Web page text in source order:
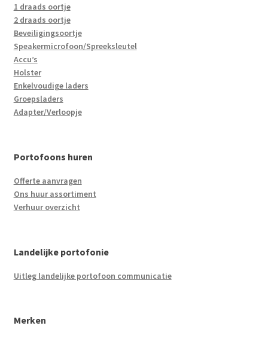
1 draads oortje
2 draads oortje
Beveiligingsoortje
Speakermicrofoon/Spreeksleutel
Accu’s
Holster
Enkelvoudige laders
Groepsladers
Adapter/Verloopje
Portofoons huren
Offerte aanvragen
Ons huur assortiment
Verhuur overzicht
Landelijke portofonie
Uitleg landelijke portofoon communicatie
Merken